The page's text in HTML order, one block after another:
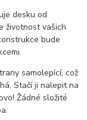
desku od
životnost vašich
bude
samolepící, což
Stačí ji nalepit na
Žádné složité